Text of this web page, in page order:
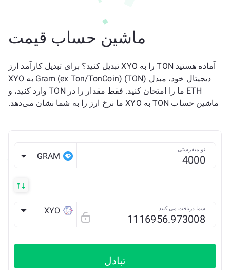
ماشین حساب قیمت
آماده هستید TON را به XYO تبدیل کنید؟ برای تبدیل کارآمد ارز
دیجیتال خود، مبدل Gram (ex Ton/TonCoin) (TON) به XYO
ETH ما را امتحان کنید. فقط مقدار را در TON وارد کنید، و
ماشین حساب TON به XYO ما نرخ ارز را به شما نشان می‌دهد.
تو میفرستی
GRAM
شما دریافت می کنید XYO
تبادل